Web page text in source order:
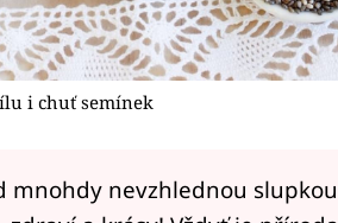
i chuť semínek
mnohdy nevzhlednou slupkou